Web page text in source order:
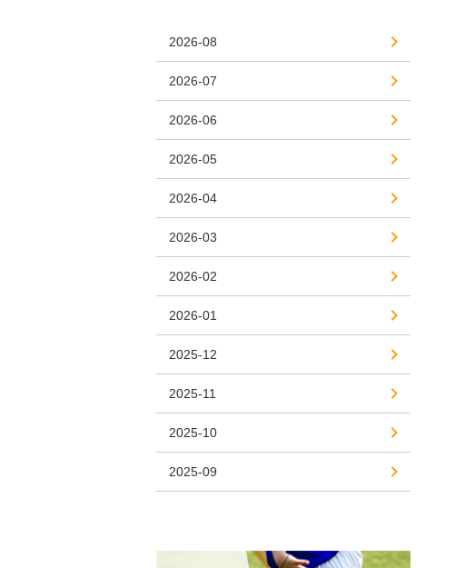
2026-08
2026-07
2026-06
2026-05
2026-04
2026-03
2026-02
2026-01
2025-12
2025-11
2025-10
2025-09